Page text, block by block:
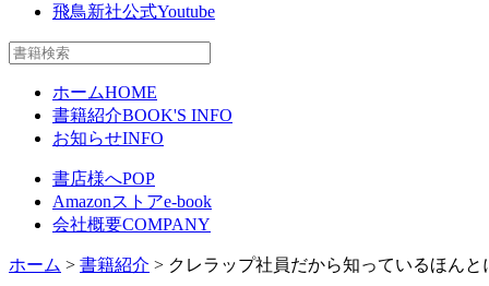
飛鳥新社公式Youtube
ホームHOME
書籍紹介BOOK'S INFO
お知らせINFO
書店様へPOP
Amazonストアe-book
会社概要COMPANY
ホーム > 書籍紹介 > クレラップ社員だから知っているほん